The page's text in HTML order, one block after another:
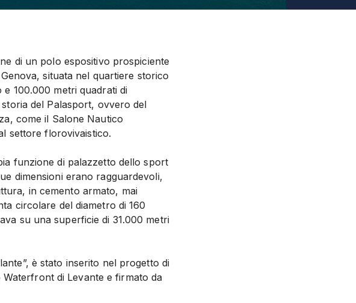
di un polo espositivo prospiciente
situata nel quartiere storico
e 100.000 metri quadrati di
del Palasport, ovvero del
come il Salone Nautico
settore florovivaistico.
funzione di palazzetto dello sport
dimensioni erano ragguardevoli,
in cemento armato, mai
circolare del diametro di 160
su una superficie di 31.000 metri
è stato inserito nel progetto di
di Levante e firmato da